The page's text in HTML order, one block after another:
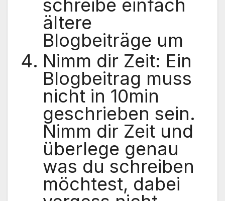
schreibe einfach
ältere
Blogbeiträge um
Nimm dir Zeit: Ein
Blogbeitrag muss
nicht in 10min
geschrieben sein.
Nimm dir Zeit und
überlege genau
was du schreiben
möchtest, dabei